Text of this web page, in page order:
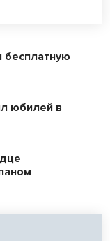
бесплатную
юбилей в